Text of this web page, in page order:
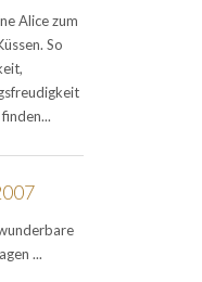
Alice zum
So
...